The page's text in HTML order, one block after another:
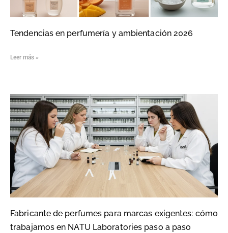
Tendencias en perfumería y ambientación 2026
Leer más »
Fabricante de perfumes para marcas exigentes: cómo
trabajamos en NATU Laboratories paso a paso